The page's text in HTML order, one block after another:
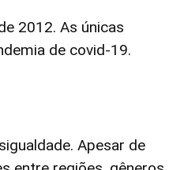
2012. As únicas
de covid-19.
Apesar de